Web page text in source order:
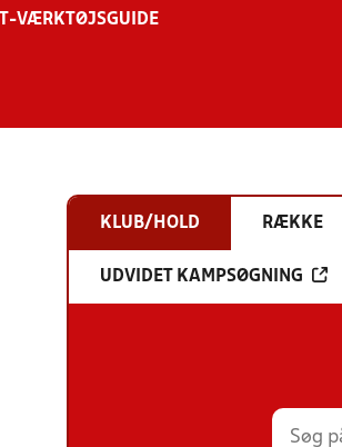
IT-VÆRKTØJSGUIDE
KLUB/HOLD RÆKKE
UDVIDET KAMPSØGNING